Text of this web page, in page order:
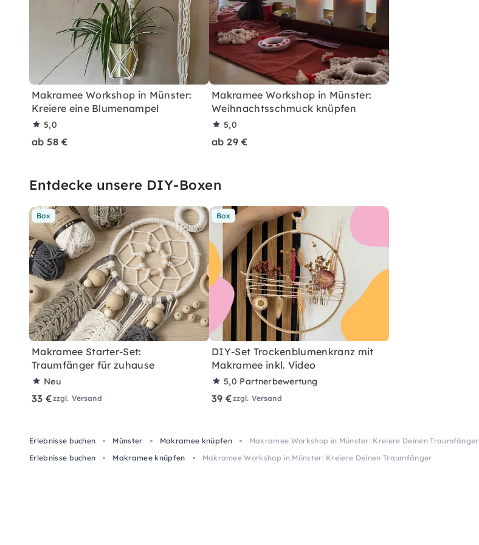
Makramee Workshop in Münster:
Kreiere eine Blumenampel
5,0
ab 58 €
Makramee Workshop in Münster:
Weihnachtsschmuck knüpfen
5,0
ab 29 €
Entdecke unsere DIY-Boxen
Box
Makramee Starter-Set:
Traumfänger für zuhause
Neu
33 €zzgl. Versand
Box
DIY-Set Trockenblumenkranz mit
Makramee inkl. Video
5,0 Partnerbewertung
39 €zzgl. Versand
Erlebnisse buchen Münster Makramee knüpfen
Makramee Workshop in Münster: Kreiere Deinen Traumfänger
Erlebnisse buchen
Makramee knüpfen Makramee Workshop in Münster: Kreiere Deinen Traumfänger